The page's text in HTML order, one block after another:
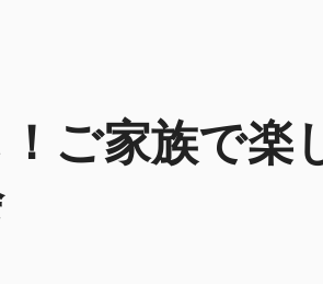
ご家族で楽